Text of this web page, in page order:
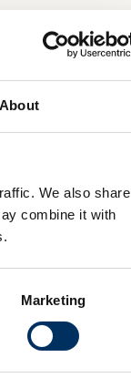
About
We also share
combine it with
Marketing